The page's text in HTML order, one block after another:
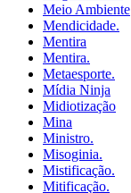
Meio Ambiente
Mendicidade.
Mentira
Mentira.
Metaesporte.
Mídia Ninja
Midiotização
Mina
Ministro.
Misoginia.
Mistificação.
Mitificação.